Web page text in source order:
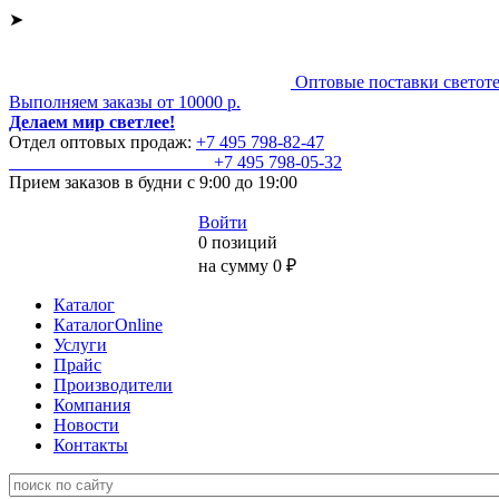
➤
Оптовые поставки
Выполняем заказы от 10000 р.
Делаем мир светлее!
Отдел оптовых продаж: +7 495 798-82-47
+7 495 798-05-32
Прием заказов в будни с 9:00 до 19:00
Войти
0 позиций
на сумму 0 ₽
Каталог
КаталогOnline
Услуги
Прайс
Производители
Компания
Новости
Контакты